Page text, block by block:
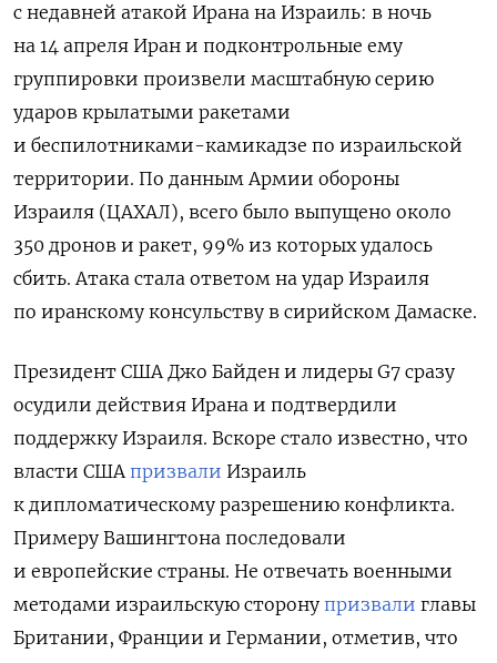
с недавней атакой Ирана на Израиль: в ночь
на 14 апреля Иран и подконтрольные ему
группировки произвели масштабную серию
ударов крылатыми ракетами
и беспилотниками-камикадзе по израильской
территории. По данным Армии обороны
Израиля (ЦАХАЛ), всего было выпущено около
350 дронов и ракет, 99% из которых удалось
сбить. Атака стала ответом на удар Израиля
по иранскому консульству в сирийском Дамаске.
Президент США Джо Байден и лидеры G7 сразу
осудили действия Ирана и подтвердили
поддержку Израиля. Вскоре стало известно, что
власти СШАпризвали Израиль
к дипломатическому разрешению конфликта.
Примеру Вашингтона последовали
и европейские страны. Не отвечать военными
методами израильскую сторону призвали главы
Британии, Франции и Германии, отметив, что